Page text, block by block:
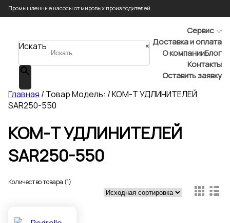
Промышленные насосы от мировых производителей
Искать ×
Сервис
Доставка и оплата
О компанииБлог
Контакты
Оставить заявку
Главная / Товар Модель: / КОМ-Т УДЛИНИТЕЛЕЙ
SAR250-550
КОМ-Т УДЛИНИТЕЛЕЙ
SAR250-550
Количество товара (1)